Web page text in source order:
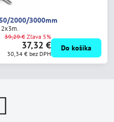
2000/3000mm
37,32 €
30,34 € bez DPH
39,29 € Zľava 5%
Do košíka